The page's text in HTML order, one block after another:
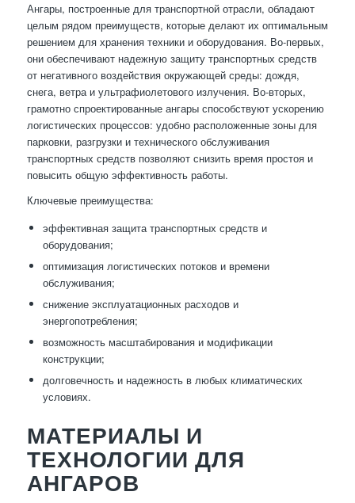
Ангары, построенные для транспортной отрасли, обладают
целым рядом преимуществ, которые делают их оптимальным
решением для хранения техники и оборудования. Во-первых,
они обеспечивают надежную защиту транспортных средств
от негативного воздействия окружающей среды: дождя,
снега, ветра и ультрафиолетового излучения. Во-вторых,
грамотно спроектированные ангары способствуют ускорению
логистических процессов: удобно расположенные зоны для
парковки, разгрузки и технического обслуживания
транспортных средств позволяют снизить время простоя и
повысить общую эффективность работы.
Ключевые преимущества:
эффективная защита транспортных средств и
оборудования;
оптимизация логистических потоков и времени
обслуживания;
снижение эксплуатационных расходов и
энергопотребления;
возможность масштабирования и модификации
конструкции;
долговечность и надежность в любых климатических
условиях.
МАТЕРИАЛЫ И
ТЕХНОЛОГИИ ДЛЯ
АНГАРОВ